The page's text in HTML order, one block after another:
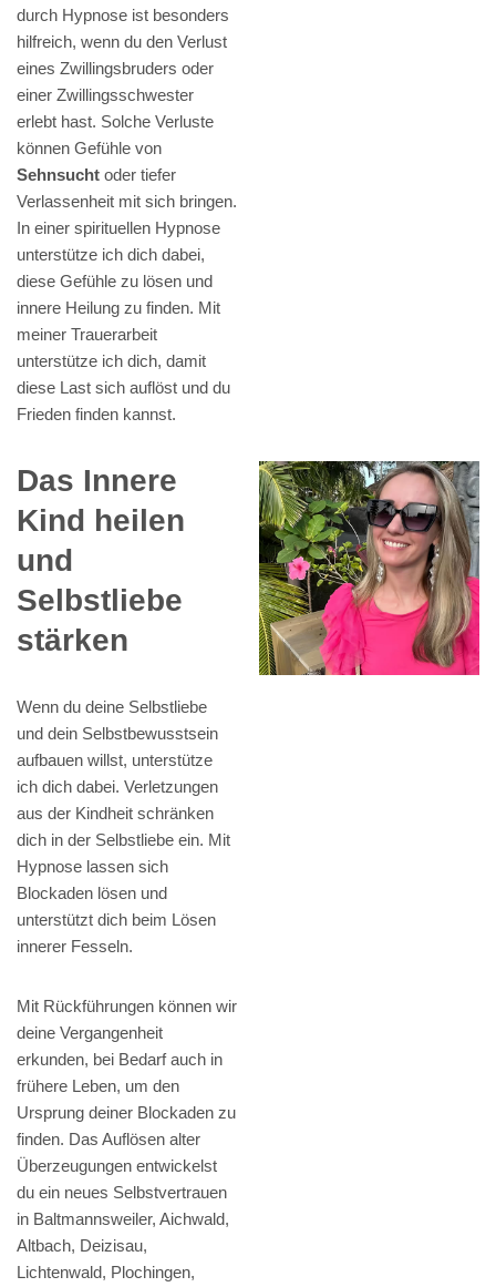
durch Hypnose ist besonders
hilfreich, wenn du den Verlust
eines Zwillingsbruders oder
einer Zwillingsschwester
erlebt hast. Solche Verluste
können Gefühle von
Sehnsucht oder tiefer
Verlassenheit mit sich bringen.
In einer spirituellen Hypnose
unterstütze ich dich dabei,
diese Gefühle zu lösen und
innere Heilung zu finden. Mit
meiner Trauerarbeit
unterstütze ich dich, damit
diese Last sich auflöst und du
Frieden finden kannst.
Das Innere
Kind heilen
und
Selbstliebe
stärken
Wenn du deine Selbstliebe
und dein Selbstbewusstsein
aufbauen willst, unterstütze
ich dich dabei. Verletzungen
aus der Kindheit schränken
dich in der Selbstliebe ein. Mit
Hypnose lassen sich
Blockaden lösen und
unterstützt dich beim Lösen
innerer Fesseln.
Mit Rückführungen können wir
deine Vergangenheit
erkunden, bei Bedarf auch in
frühere Leben, um den
Ursprung deiner Blockaden zu
finden. Das Auflösen alter
Überzeugungen entwickelst
du ein neues Selbstvertrauen
in Baltmannsweiler, Aichwald,
Altbach, Deizisau,
Lichtenwald, Plochingen,